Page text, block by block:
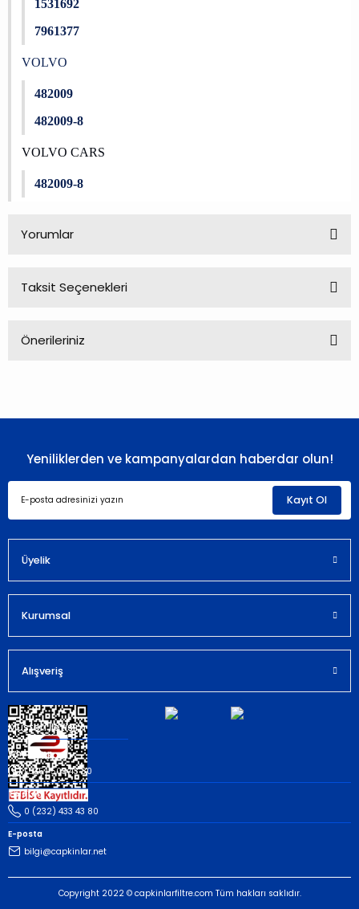
1531692
7961377
VOLVO
482009
482009-8
VOLVO CARS
482009-8
Yorumlar
Taksit Seçenekleri
Önerileriniz
Ürün resmi kalitesiz, bozuk veya görüntülenemiyor.
Bu ürüne benzer farklı alternatifler olmalı.
Yeniliklerden ve kampanyalardan haberdar olun!
Kayıt Ol
Üyelik
Kurumsal
Alışveriş
Müşteri İletişim
Whatsapp
(535) 503 43 80
Telefon
0 (232) 433 43 80
E-posta
bilgi@capkinlar.net
Copyright 2022 © capkinlarfiltre.com Tüm hakları saklıdır.